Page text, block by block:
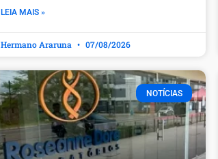
LEIA MAIS »
Hermano Araruna 07/08/2026
NOTÍCIAS